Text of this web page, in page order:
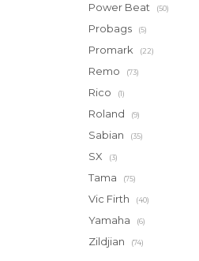
Power Beat (50)
Probags (5)
Promark (22)
Remo (73)
Rico (1)
Roland (9)
Sabian (35)
SX (3)
Tama (75)
Vic Firth (40)
Yamaha (6)
Zildjian (74)